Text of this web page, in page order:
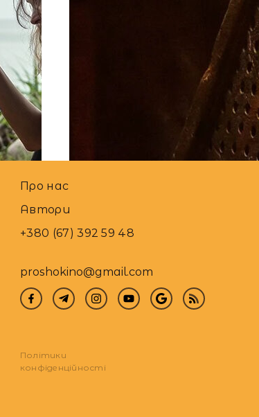
03.02.2026
Що подивитись в кіно у січні
2026 рік стартує з гучними
подивитись. Українські фільми
психологічний трилер
Аліна
Про нас
Автори
+380 (67) 392 59 48
proshokino@gmail.com
Політики
конфіденційності